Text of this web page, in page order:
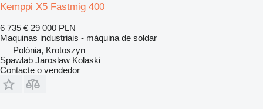
Kemppi X5 Fastmig 400
6 735 € 29 000 PLN
Maquinas industriais - máquina de soldar
Polónia, Krotoszyn
Spawlab Jaroslaw Kolaski
Contacte o vendedor